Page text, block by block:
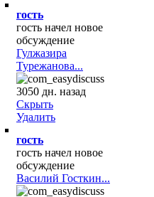
гость
гость начел новое
обсуждение
Гулжазира
Турежанова...
3050 дн. назад
Скрыть
Удалить
гость
гость начел новое
обсуждение
Василий Госткин...